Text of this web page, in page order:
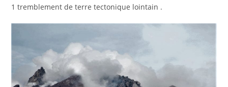
1 tremblement de terre tectonique lointain .